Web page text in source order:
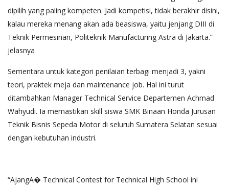
dipilih yang paling kompeten. Jadi kompetisi, tidak berakhir disini,
kalau mereka menang akan ada beasiswa, yaitu jenjang DIII di
Teknik Permesinan, Politeknik Manufacturing Astra di Jakarta.”
jelasnya
Sementara untuk kategori penilaian terbagi menjadi 3, yakni
teori, praktek meja dan maintenance job. Hal ini turut
ditambahkan Manager Technical Service Departemen Achmad
Wahyudi. Ia memastikan skill siswa SMK Binaan Honda Jurusan
Teknik Bisnis Sepeda Motor di seluruh Sumatera Selatan sesuai
dengan kebutuhan industri.
“AjangA� Technical Contest for Technical High School ini